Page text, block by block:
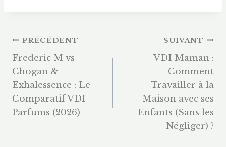
Navigation
De
L’article
PRÉCÉDENT
Frederic M vs
Chogan &
Exhalessence : Le
Comparatif VDI
Parfums (2026)
SUIVANT
VDI Maman :
Comment
Travailler à la
Maison avec ses
Enfants (Sans les
Négliger) ?